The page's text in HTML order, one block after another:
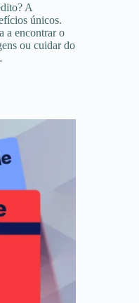
A
únicos.
a encontrar o
ou cuidar do